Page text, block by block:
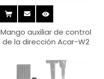
Mango auxiliar de control
de la dirección Acar-W2